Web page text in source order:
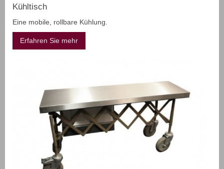
Kühltisch
Eine mobile, rollbare Kühlung.
Erfahren Sie mehr